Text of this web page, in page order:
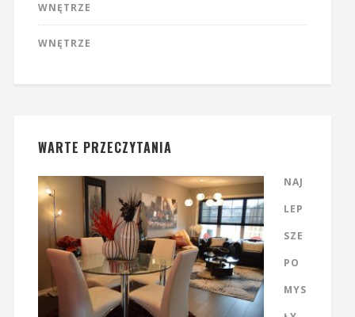
WNĘTRZE
WNĘTRZE
WARTE PRZECZYTANIA
NAJ
LEP
SZE
PO
MYS